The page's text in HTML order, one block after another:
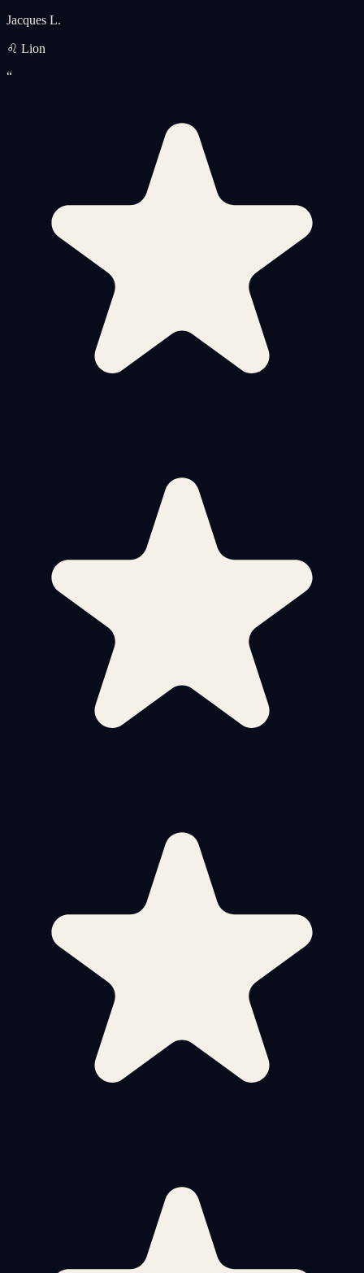
Jacques L.
♌ Lion
“